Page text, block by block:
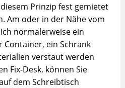
Prinzip fest gemietet
Am oder in der Nähe vom
normalerweise ein
ein Schrank
verstaut werden
Fix-Desk, können Sie
dem Schreibtisch